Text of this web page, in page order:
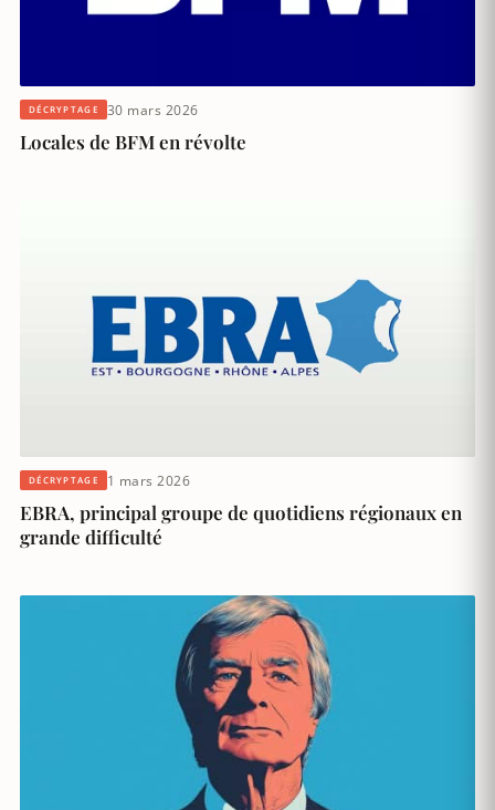
DÉCRYPTAGE 30 mars 2026
Locales de BFM en révolte
DÉCRYPTAGE 1 mars 2026
EBRA, principal groupe de quotidiens régionaux en
grande difficulté